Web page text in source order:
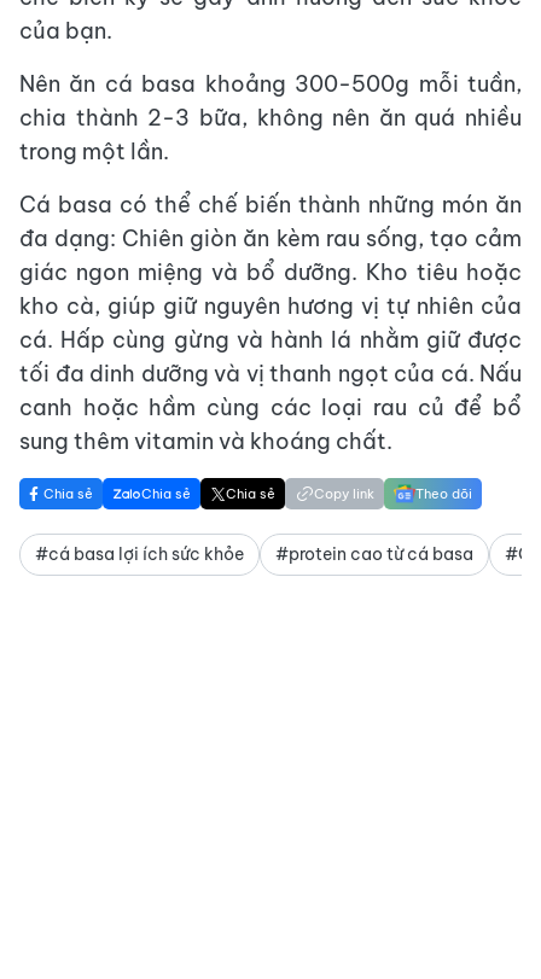
của bạn.
Nên ăn cá basa khoảng 300-500g mỗi tuần,
chia thành 2-3 bữa, không nên ăn quá nhiều
trong một lần.
Cá basa có thể chế biến thành những món ăn
đa dạng: Chiên giòn ăn kèm rau sống, tạo cảm
giác ngon miệng và bổ dưỡng. Kho tiêu hoặc
kho cà, giúp giữ nguyên hương vị tự nhiên của
cá. Hấp cùng gừng và hành lá nhằm giữ được
tối đa dinh dưỡng và vị thanh ngọt của cá. Nấu
canh hoặc hầm cùng các loại rau củ để bổ
sung thêm vitamin và khoáng chất.
Chia sẻ Chia sẻ Chia sẻ Copy link Theo dõi
#cá basa lợi ích sức khỏe #protein cao từ cá basa